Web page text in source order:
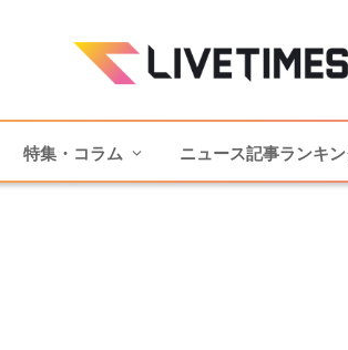
特集・コラム ニュース記事ランキ